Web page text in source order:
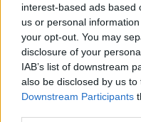
interest-based ads based
us or personal
your opt-out. You may
disclosure of your
IAB’s list of downstream
also be disclosed by us
Downstream Participants
λειτουργός μίλησε
συνεξάρτησης»,
ο κατηγορούμενος:
Η Καρολάιν ήταν